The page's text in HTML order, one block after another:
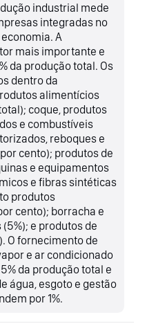
industrial mede
integradas no
A
mais importante e
da produção total. Os
dentro da
alimentícios
coque, produtos
e combustíveis
reboques e
cento); produtos de
e equipamentos
e fibras sintéticas
produtos
cento); borracha e
e produtos de
O fornecimento de
e ar condicionado
da produção total e
água, esgoto e gestão
por 1%.